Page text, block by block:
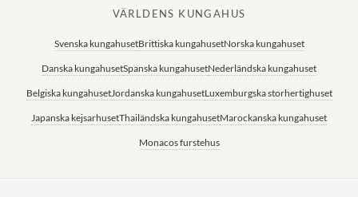
VÄRLDENS KUNGAHUS
Svenska kungahusetBrittiska kungahusetNorska kungahuset
Danska kungahusetSpanska kungahusetNederländska kungahuset
Belgiska kungahusetJordanska kungahusetLuxemburgska storhertighuset
Japanska kejsarhusetThailändska kungahusetMarockanska kungahuset
Monacos furstehus